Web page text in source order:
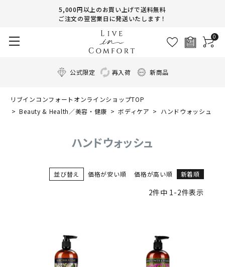
5,000円以上のお買い上げで送料無料
ご注文の翌営業日に発送いたします！
0
公式限定 再入荷 新商品
リブインコンフォートオンラインショップTOP
Beauty & Health／美容・健康
ボディケア ハンドウォッシュ
ハンドウォッシュ
並び替え 価格が安い順 価格が高い順 新着順
2件中 1-2件表示